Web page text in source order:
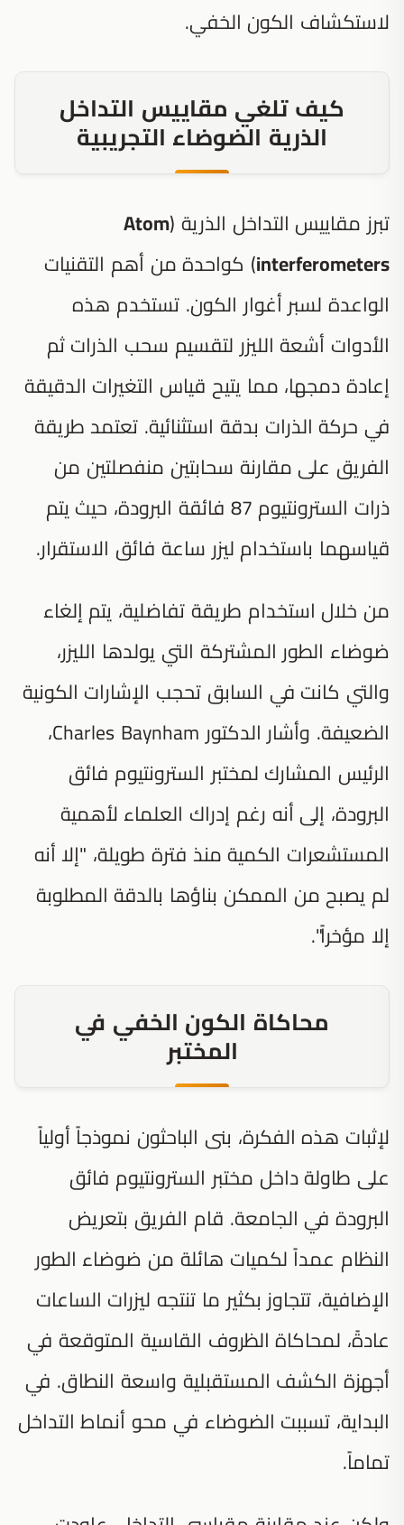
لاستكشاف الكون الخفي.
كيف تلغي مقاييس التداخل
الذرية الضوضاء التجريبية
تبرز مقاييس التداخل الذرية (Atom
interferometers) كواحدة من أهم التقنيات
الواعدة لسبر أغوار الكون. تستخدم هذه
الأدوات أشعة الليزر لتقسيم سحب الذرات ثم
إعادة دمجها، مما يتيح قياس التغيرات الدقيقة
في حركة الذرات بدقة استثنائية. تعتمد طريقة
الفريق على مقارنة سحابتين منفصلتين من
ذرات السترونتيوم 87 فائقة البرودة، حيث يتم
قياسهما باستخدام ليزر ساعة فائق الاستقرار.
من خلال استخدام طريقة تفاضلية، يتم إلغاء
ضوضاء الطور المشتركة التي يولدها الليزر،
والتي كانت في السابق تحجب الإشارات الكونية
الضعيفة. وأشار الدكتور Charles Baynham،
الرئيس المشارك لمختبر السترونتيوم فائق
البرودة، إلى أنه رغم إدراك العلماء لأهمية
المستشعرات الكمية منذ فترة طويلة، "إلا أنه
لم يصبح من الممكن بناؤها بالدقة المطلوبة
إلا مؤخراً".
محاكاة الكون الخفي في
المختبر
لإثبات هذه الفكرة، بنى الباحثون نموذجاً أولياً
على طاولة داخل مختبر السترونتيوم فائق
البرودة في الجامعة. قام الفريق بتعريض
النظام عمداً لكميات هائلة من ضوضاء الطور
الإضافية، تتجاوز بكثير ما تنتجه ليزرات الساعات
عادةً، لمحاكاة الظروف القاسية المتوقعة في
أجهزة الكشف المستقبلية واسعة النطاق. في
البداية، تسببت الضوضاء في محو أنماط التداخل
تماماً.